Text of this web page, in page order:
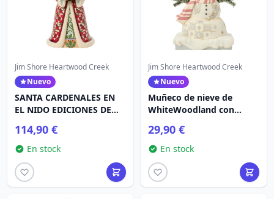
Jim Shore Heartwood Creek
Nuevo
SANTA CARDENALES EN
EL NIDO EDICIONES DE
HEARTWOOD CREEK
114,90 €
En stock
Jim Shore Heartwood Creek
Nuevo
Muñeco de nieve de
WhiteWoodland con
Heartwood Creek
29,90 €
En stock